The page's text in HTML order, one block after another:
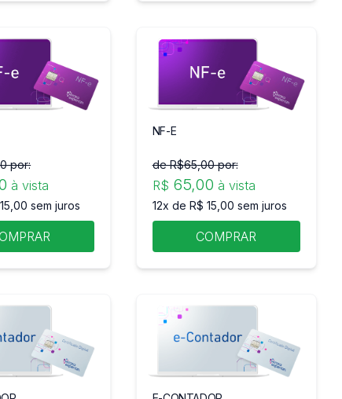
por:
à vista
sem juros
NF-E
de R$65,00 por:
R$ 65,00 à vista
12x de R$ 15,00 sem juros
COMPRAR